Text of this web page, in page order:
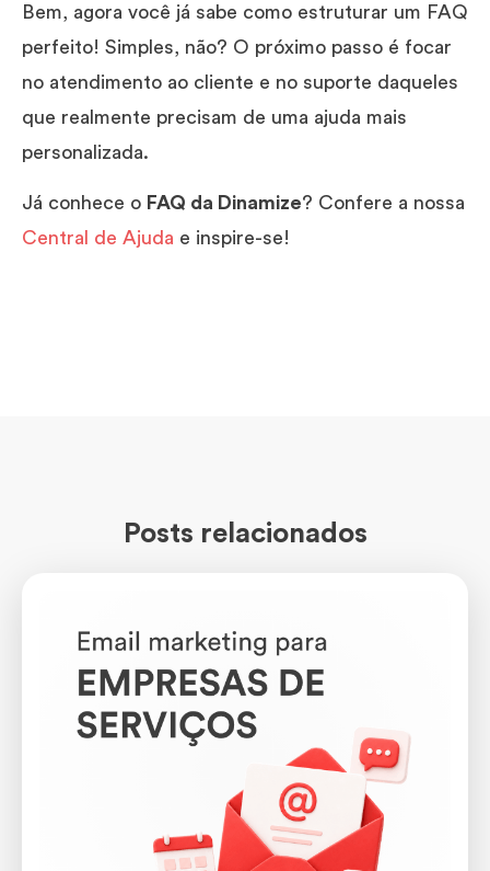
Bem, agora você já sabe como estruturar um FAQ
perfeito! Simples, não? O próximo passo é focar
no atendimento ao cliente e no suporte daqueles
que realmente precisam de uma ajuda mais
personalizada.
Já conhece o FAQ da Dinamize? Confere a nossa
Central de Ajuda e inspire-se!
Posts relacionados